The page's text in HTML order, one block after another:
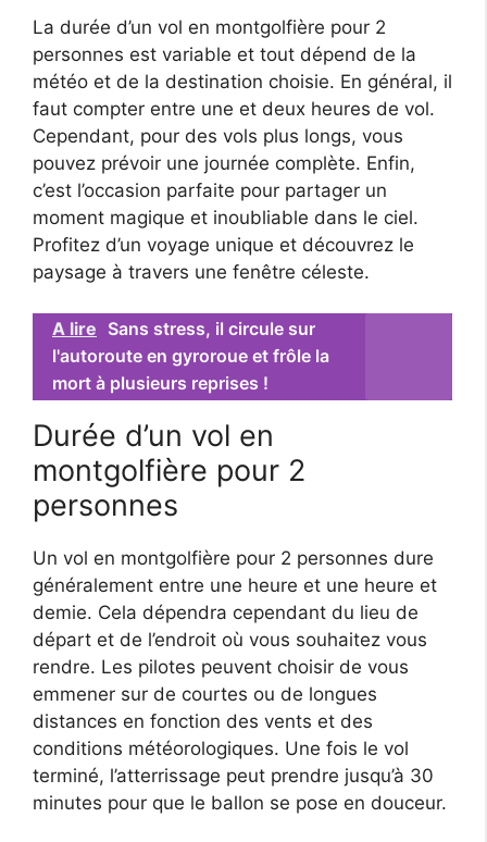
La durée d’un vol en montgolfière pour 2
personnes est variable et tout dépend de la
météo et de la destination choisie. En général, il
faut compter entre une et deux heures de vol.
Cependant, pour des vols plus longs, vous
pouvez prévoir une journée complète. Enfin,
c’est l’occasion parfaite pour partager un
moment magique et inoubliable dans le ciel.
Profitez d’un voyage unique et découvrez le
paysage à travers une fenêtre céleste.
A lire Sans stress, il circule sur
l'autoroute en gyroroue et frôle la
mort à plusieurs reprises !
Durée d’un vol en
montgolfière pour 2
personnes
Un vol en montgolfière pour 2 personnes dure
généralement entre une heure et une heure et
demie. Cela dépendra cependant du lieu de
départ et de l’endroit où vous souhaitez vous
rendre. Les pilotes peuvent choisir de vous
emmener sur de courtes ou de longues
distances en fonction des vents et des
conditions météorologiques. Une fois le vol
terminé, l’atterrissage peut prendre jusqu’à 30
minutes pour que le ballon se pose en douceur.